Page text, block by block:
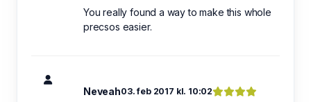
You really found a way to make this whole
precsos easier.
Neveah03. feb 2017 kl. 10:02